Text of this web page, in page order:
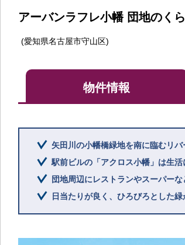
アーバンラフレ小幡 団地のく
(愛知県名古屋市守山区)
物件情報
矢田川の小幡橋緑地を南に臨むリ
駅前ビルの「アクロス小幡」は生
団地周辺にレストランやスーパー
日当たりが良く、ひろびろとした